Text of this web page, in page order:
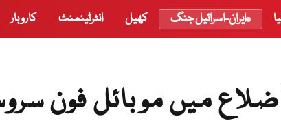
ایران-اسرائیل جنگ کھیل انٹرٹینمنٹ کاروبار
میں موبائل فون